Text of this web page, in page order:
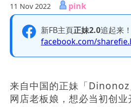
11 Nov 2022 pink
新FB主頁正妹2.0追起来！
facebook.com/
来自中国的正妹「
网店老板娘，想必当初创